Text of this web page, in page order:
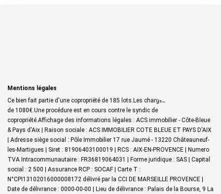
Mentions légales
Ce bien fait partie d'une copropriété de 185 lots.Les charges annuelles sont
de 1080€. Une procédure est en cours contre le syndic de
copropriété. Affichage des informations légales : ACS immobilier - Côte-Bleue
& Pays d'Aix | Raison sociale : ACS IMMOBILIER COTE BLEUE ET PAYS D'AIX
| Adresse siège social : Pôle Immobilier 17 rue Jaumé - 13220 Châteauneuf-
les-Martigues | Siret : 81906403100019 | RCS : AIX-EN-PROVENCE | Numero
TVA Intracommunautaire : FR36819064031 | Forme juridique : SAS | Capital
social : 2 500 | Assurance RCP : SOCAF | Carte T :
N°CPI13102016000008172 délivré par la CCI DE MARSEILLE PROVENCE |
Date de délivrance : 0000-00-00 | Lieu de délivrance : Palais de la Bourse, 9 La